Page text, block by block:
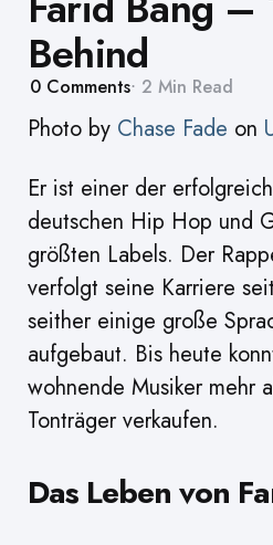
Behind
0 Comments 2 Min Read
Photo by Chase Fade on
Er ist einer der
deutschen Hip Hop und
größten Labels. Der
verfolgt seine Karriere
seither einige große
aufgebaut. Bis heute
wohnende Musiker mehr
Tonträger verkaufen.
Das Leben von